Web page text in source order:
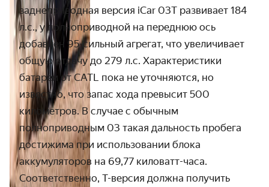
заднеприводная версия iCar 03T развивает 184
л.с., у полноприводной на переднюю ось
добавлен 95-сильный агрегат, что увеличивает
общую отдачу до 279 л.с. Характеристики
батареи от CATL пока не уточняются, но
известно, что запас хода превысит 500
километров. В случае с обычным
полноприводным 03 такая дальность пробега
достижима при использовании блока
аккумуляторов на 69,77 киловатт-часа.
Соответственно, T-версия должна получить